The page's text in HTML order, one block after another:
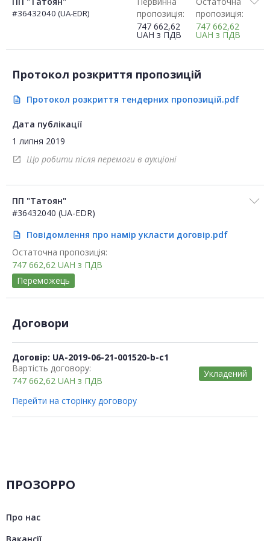
#36432040 (UA-EDR)
пропозиція:
747 662,62
UAH з ПДВ
пропозиція:
747 662,62
UAH з ПДВ
Протокол розкриття пропозицій
description Протокол розкриття тендерних пропозицій.pdf
Дата публікації
1 липня 2019
open_in_new Що робити після перемоги в аукціоні
ПП "Татоян"
#36432040 (UA-EDR)
description
Повідомлення про намір укласти договір.pdf
Остаточна пропозиція:
747 662,62 UAH з ПДВ
Переможець
Договори
Договір: UA-2019-06-21-001520-b-c1
Вартість договору:
747 662,62 UAH з ПДВ
Укладений
Перейти на сторінку договору
ПРОЗОРРО
Про нас
Вакансії